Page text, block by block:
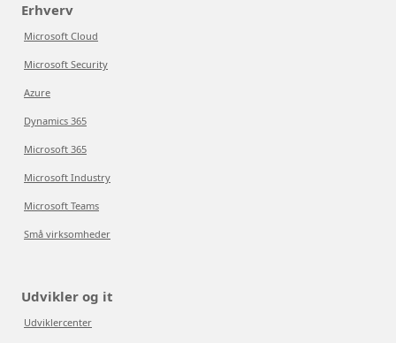
Erhverv
Microsoft Cloud
Microsoft Security
Azure
Dynamics 365
Microsoft 365
Microsoft Industry
Microsoft Teams
Små virksomheder
Udvikler og it
Udviklercenter